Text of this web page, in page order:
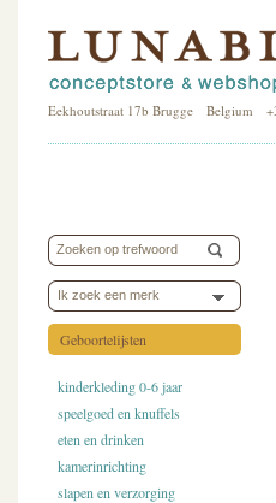
Eekhoutstraat 17b Brugge Belgium
Ik zoek een merk
Geboortelijsten
kinderkleding 0-6 jaar
speelgoed en knuffels
eten en drinken
kamerinrichting
slapen en verzorging